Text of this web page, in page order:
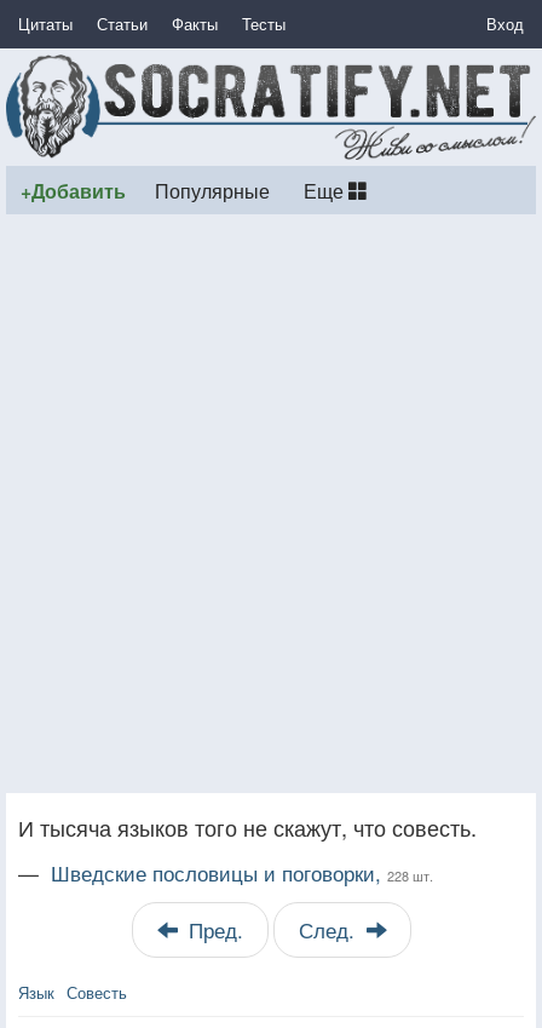
Цитаты Статьи Факты Тесты Вход
+Добавить Популярные Еще
И тысяча языков того не скажут, что совесть.
— Шведские пословицы и поговорки, 228 шт.
Пред. След.
Язык Совесть